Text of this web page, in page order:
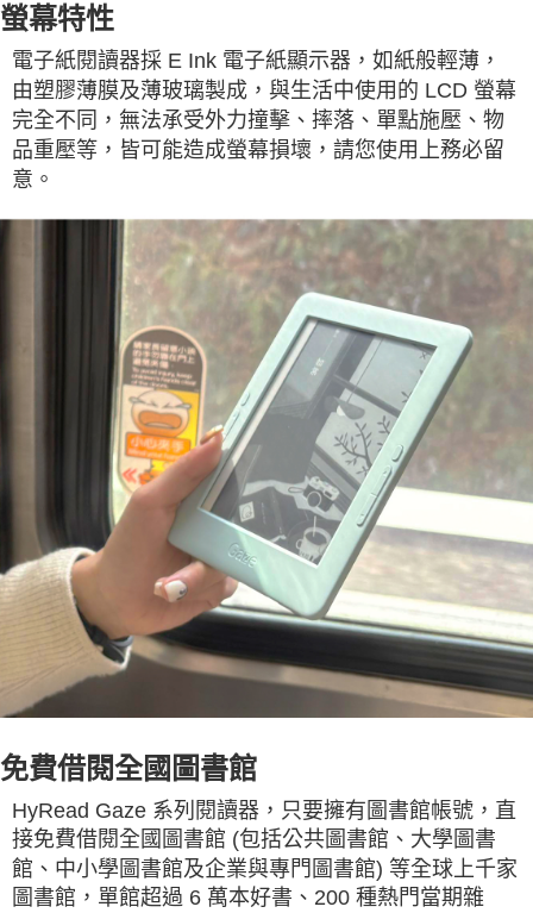
螢幕特性
電子紙閱讀器採 E Ink 電子紙顯示器，如紙般輕薄，
由塑膠薄膜及薄玻璃製成，與生活中使用的 LCD 螢幕
完全不同，無法承受外力撞擊、摔落、單點施壓、物
品重壓等，皆可能造成螢幕損壞，請您使用上務必留
意。
免費借閱全國圖書館
HyRead Gaze 系列閱讀器，只要擁有圖書館帳號，直
接免費借閱全國圖書館 (包括公共圖書館、大學圖書
館、中小學圖書館及企業與專門圖書館) 等全球上千家
圖書館，單館超過 6 萬本好書、200 種熱門當期雜